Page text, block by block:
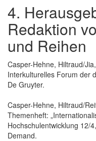
4.
Redaktion
und Reihen
Casper-Hehne, Hiltraud/
Interkulturelles Forum der
De Gruyter.
Casper-Hehne, Hiltraud/
Themenheft:
Hochschulentwicklung 12/
Demand.